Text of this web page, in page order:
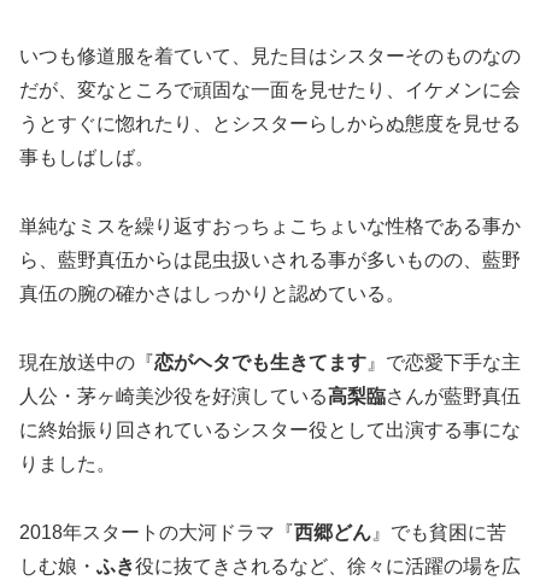
いつも修道服を着ていて、見た目はシスターそのものなの
だが、変なところで頑固な一面を見せたり、イケメンに会
うとすぐに惚れたり、とシスターらしからぬ態度を見せる
事もしばしば。
単純なミスを繰り返すおっちょこちょいな性格である事か
ら、藍野真伍からは昆虫扱いされる事が多いものの、藍野
真伍の腕の確かさはしっかりと認めている。
現在放送中の『恋がヘタでも生きてます 』で恋愛下手な主
人公・茅ヶ崎美沙役を好演している高梨臨さんが藍野真伍
に終始振り回されているシスター役として出演する事にな
りました。
2018年スタートの大河ドラマ『西郷どん 』でも貧困に苦
しむ娘・ ふき役に抜てきされるなど、徐々に活躍の場を広